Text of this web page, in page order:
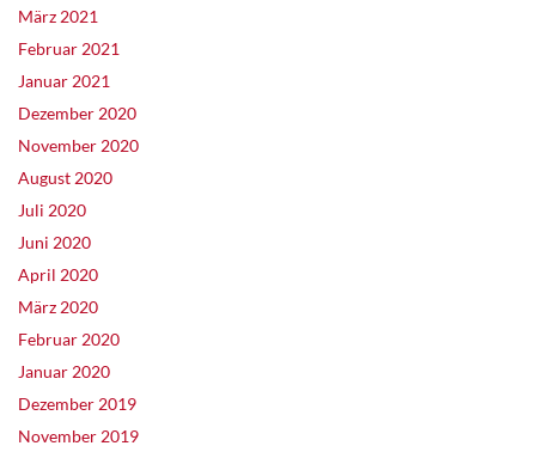
März 2021
Februar 2021
Januar 2021
Dezember 2020
November 2020
August 2020
Juli 2020
Juni 2020
April 2020
März 2020
Februar 2020
Januar 2020
Dezember 2019
November 2019